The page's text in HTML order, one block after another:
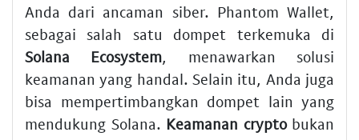
Anda dari ancaman siber. Phantom Wallet,
sebagai salah satu dompet terkemuka di
Solana Ecosystem, menawarkan solusi
keamanan yang handal. Selain itu, Anda juga
bisa mempertimbangkan dompet lain yang
mendukung Solana. Keamanan cryptobukan